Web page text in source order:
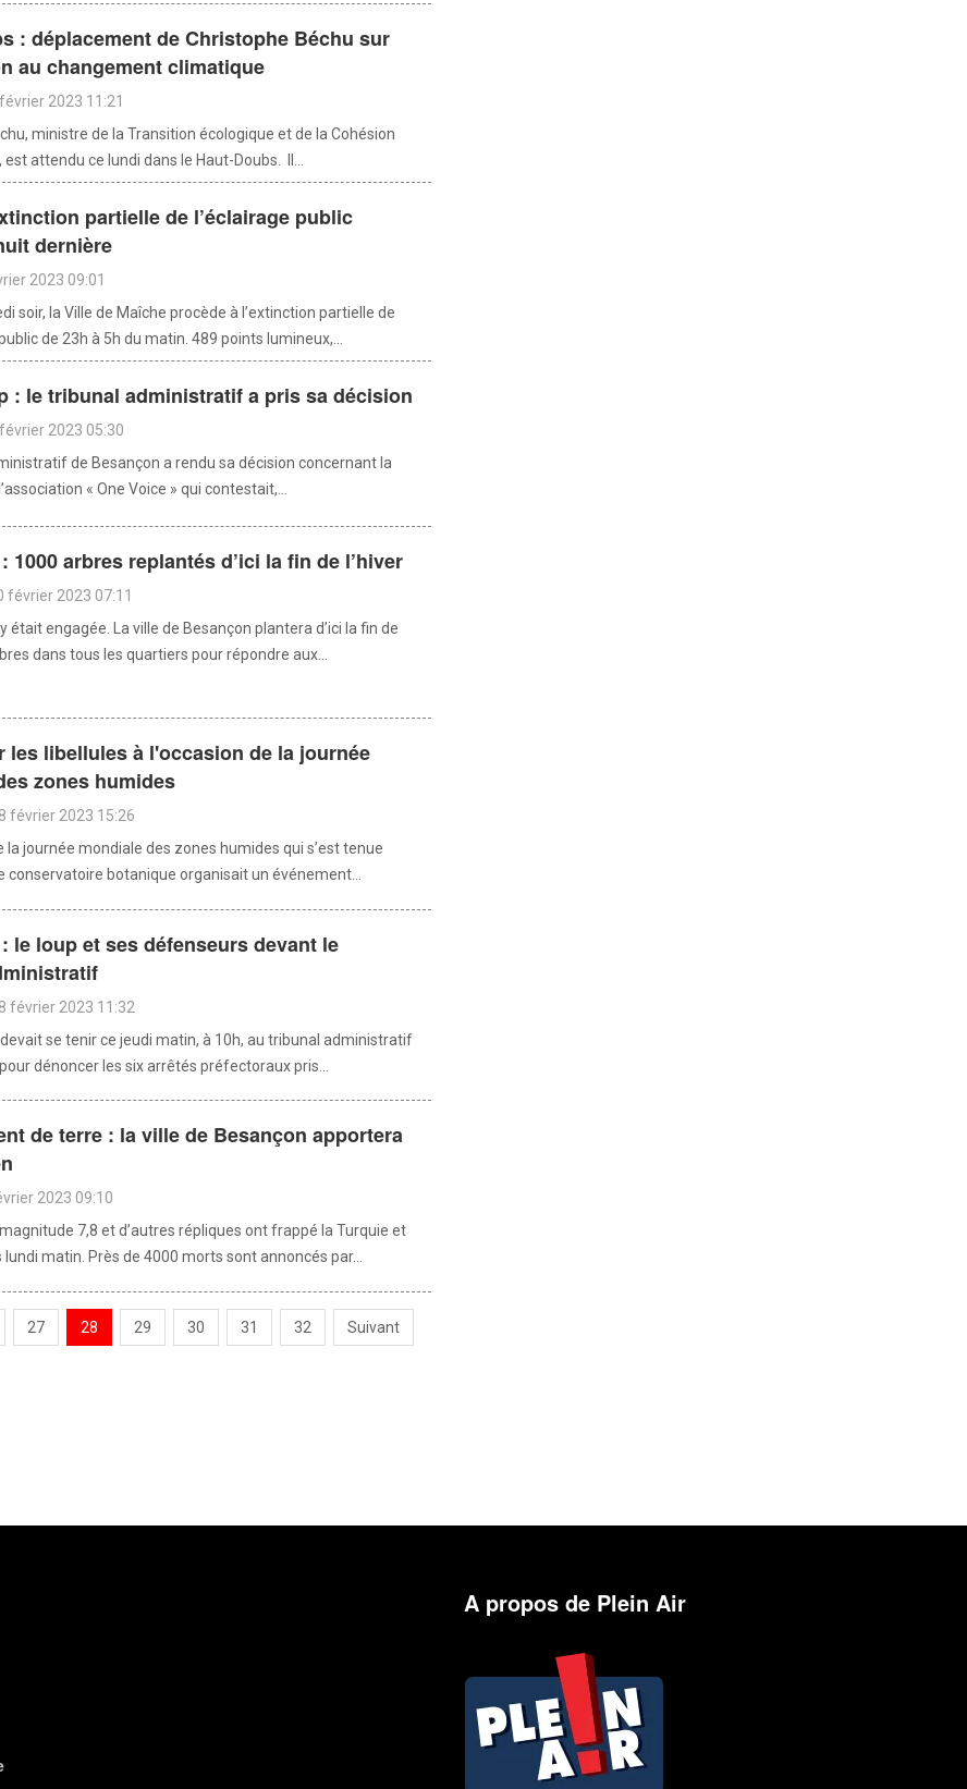
: déplacement de Christophe Béchu sur
au changement climatique
2023 11:21
ministre de la Transition écologique et de la Cohésion
attendu ce lundi dans le Haut-Doubs. Il...
partielle de l’éclairage public
dernière
2023 09:01
soir, la Ville de Maîche procède à l’extinction partielle de
de 23h à 5h du matin. 489 points lumineux,...
: le tribunal administratif a pris sa décision
2023 05:30
de Besançon a rendu sa décision concernant la
« One Voice » qui contestait,...
1000 arbres replantés d’ici la fin de l’hiver
février 2023 07:11
était engagée. La ville de Besançon plantera d’ici la fin de
dans tous les quartiers pour répondre aux...
les libellules à l'occasion de la journée
zones humides
février 2023 15:26
la journée mondiale des zones humides qui s’est tenue
conservatoire botanique organisait un événement...
le loup et ses défenseurs devant le
février 2023 11:32
se tenir ce jeudi matin, à 10h, au tribunal administratif
dénoncer les six arrêtés préfectoraux pris...
de terre : la ville de Besançon apportera
2023 09:10
7,8 et d’autres répliques ont frappé la Turquie et
lundi matin. Près de 4000 morts sont annoncés par...
27 28 29 30 31 32 Suivant
A propos de Plein Air